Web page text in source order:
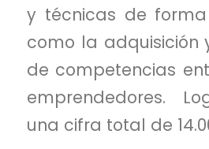
y técnicas de
como la adquisición
de competencias
emprendedores.
una cifra total de